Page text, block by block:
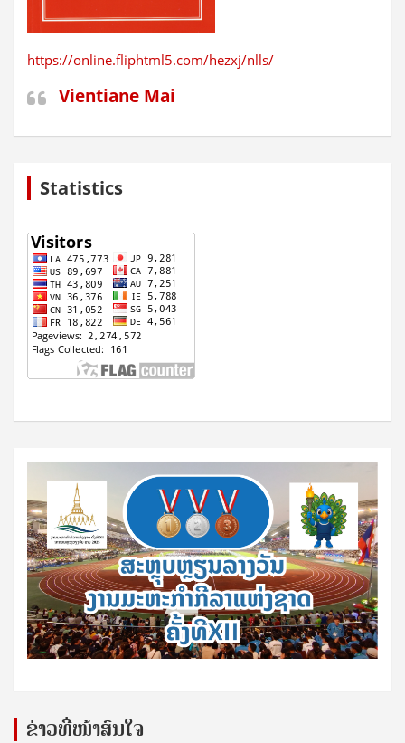
https://online.fliphtml5.com/hezxj/nlls/
Vientiane Mai
Statistics
ຂ່າວທີ່ໜ້າສົນໃຈ